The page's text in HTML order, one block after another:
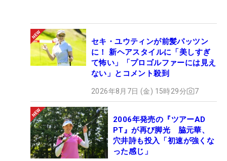
セキ・ユウティンが前髪パッツン
に！ 新ヘアスタイルに「美しすぎ
て怖い」「プロゴルファーには見え
ない」とコメント殺到
2026年8月7日 (金) 15時29分 7
2006年発売の『ツアーAD
PT』が再び脚光 脇元華、
穴井詩も投入「初速が強くな
った感じ」